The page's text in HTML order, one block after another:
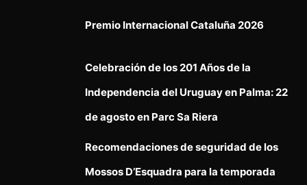
Premio Internacional Cataluña 2026
Celebración de los 201 Años de la
Independencia del Uruguay en Palma: 22
de agosto en Parc Sa Riera
Recomendaciones de seguridad de los
Mossos D’Esquadra para la temporada